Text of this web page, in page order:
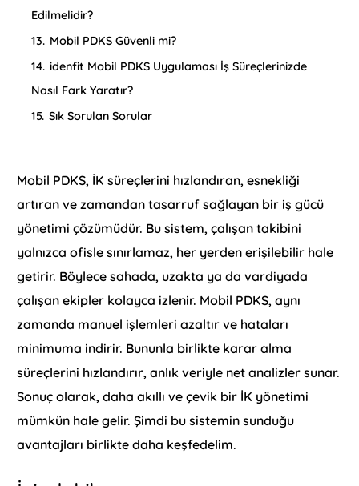
Edilmelidir?
13. Mobil PDKS Güvenli mi?
14. idenfit Mobil PDKS Uygulaması İş Süreçlerinizde
Nasıl Fark Yaratır?
15. Sık Sorulan Sorular
Mobil PDKS, İK süreçlerini hızlandıran, esnekliği
artıran ve zamandan tasarruf sağlayan bir iş gücü
yönetimi çözümüdür. Bu sistem, çalışan takibini
yalnızca ofisle sınırlamaz, her yerden erişilebilir hale
getirir. Böylece sahada, uzakta ya da vardiyada
çalışan ekipler kolayca izlenir. Mobil PDKS, aynı
zamanda manuel işlemleri azaltır ve hataları
minimuma indirir. Bununla birlikte karar alma
süreçlerini hızlandırır, anlık veriyle net analizler sunar.
Sonuç olarak, daha akıllı ve çevik bir İK yönetimi
mümkün hale gelir. Şimdi bu sistemin sunduğu
avantajları birlikte daha keşfedelim.